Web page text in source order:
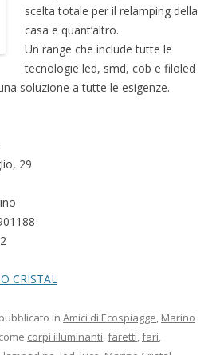
scelta totale per il relamping della
casa e quant’altro.
Un range che include tutte le
tecnologie led, smd, cob e filoled
soluzione a tutte le esigenze.
29
CRISTAL
in Amici di Ecospiagge, Marino
corpi illuminanti,faretti,fari,